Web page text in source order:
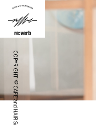
COPYRIGHT © CAFE and HAIR SALON re:verb